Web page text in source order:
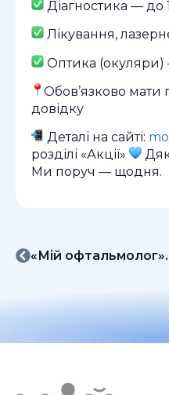
Діагностика — до
Лікування,
Оптика (окуляри)
Обов’язково мати
довідку
Деталі на сайті:
розділі «Акції»
Ми поруч — щодня.
«Мій